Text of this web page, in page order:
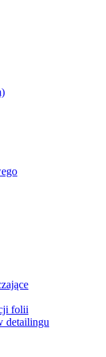
folii
detailingu